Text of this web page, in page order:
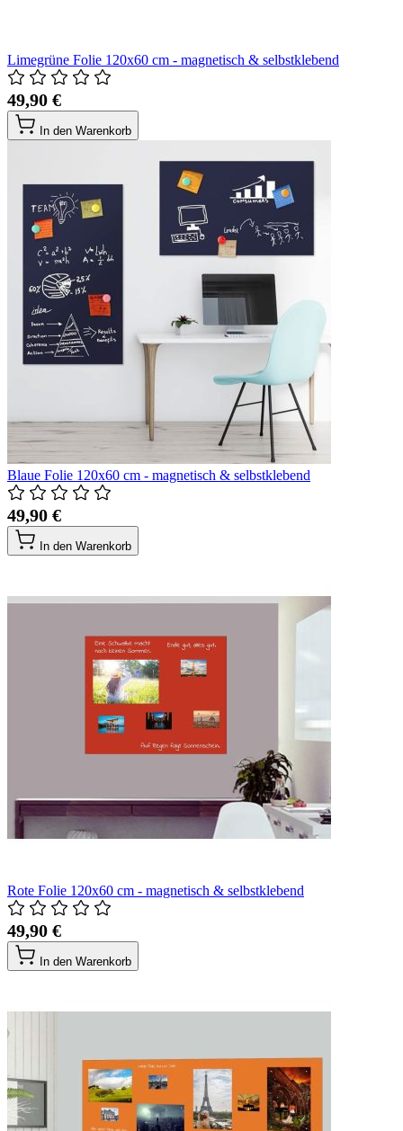
Limegrüne Folie 120x60 cm - magnetisch & selbstklebend
49,90 €
In den Warenkorb
Blaue Folie 120x60 cm - magnetisch & selbstklebend
49,90 €
In den Warenkorb
Rote Folie 120x60 cm - magnetisch & selbstklebend
49,90 €
In den Warenkorb